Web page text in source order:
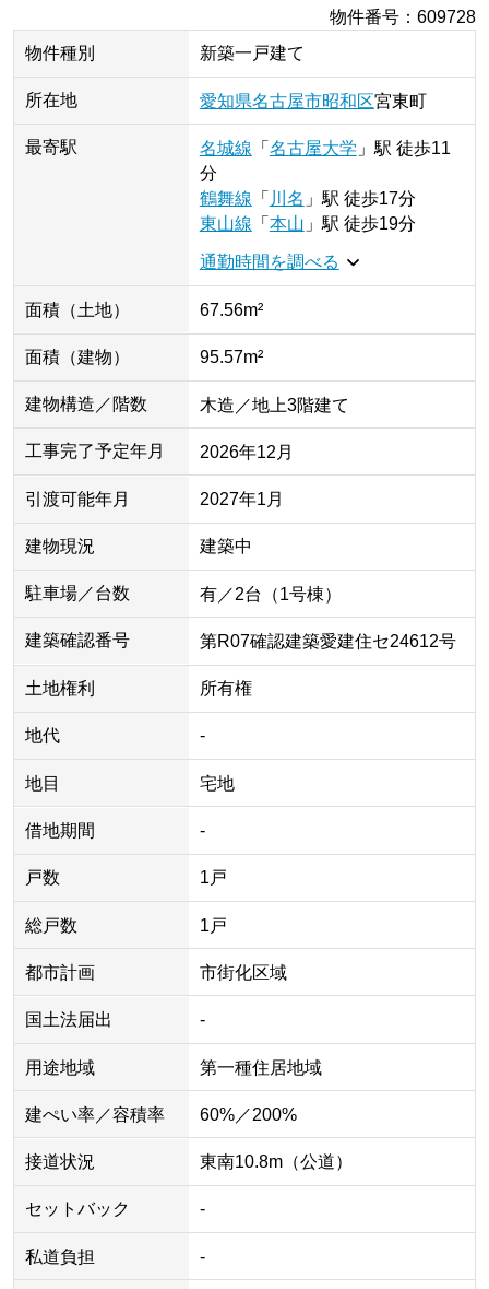
物件番号 ：609728
物件種別
新築一戸建て
所在地 愛知県名古屋市昭和区宮東町
最寄駅 名城線 「 名古屋大学 」 駅 徒歩11
分
鶴舞線 「 川名 」 駅 徒歩17分
東山線 「 本山 」 駅 徒歩19分
通勤時間を調べる
面積（土地） 67.56m²
面積（建物） 95.57m²
建物構造／階数 木造／地上3階建て
工事完了予定年月 2026年12月
引渡可能年月 2027年1月
建物現況 建築中
駐車場／台数 有／2台（1号棟）
建築確認番号 第R07確認建築愛建住セ24612号
土地権利 所有権
地代 -
地目 宅地
借地期間 -
戸数 1戸
総戸数 1戸
都市計画 市街化区域
国土法届出 -
用途地域 第一種住居地域
建ぺい率／容積率 60%／200%
接道状況 東南10.8m（公道）
セットバック -
私道負担 -